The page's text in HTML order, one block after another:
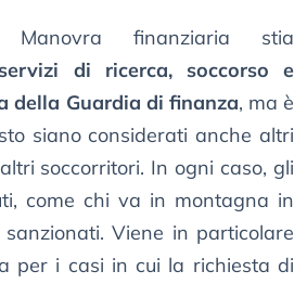
finanziaria stia
servizi di ricerca, soccorso e
della Guardia di finanza, ma è
siano considerati anche altri
soccorritori. In ogni caso, gli
come chi va in montagna in
Viene in particolare
per i casi in cui la richiesta di